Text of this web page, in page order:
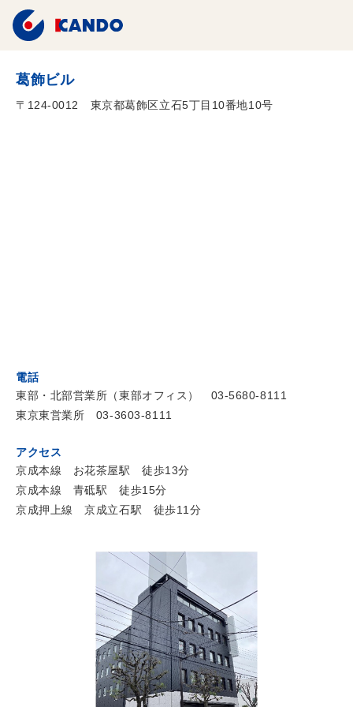
葛飾ビル
〒124-0012 東京都葛飾区立石5丁目10番地10号
電話
東部・北部営業所（東部オフィス） 03-5680-8111
東京東営業所 03-3603-8111
アクセス
京成本線 お花茶屋駅 徒歩13分
京成本線 青砥駅 徒歩15分
京成押上線 京成立石駅 徒歩11分